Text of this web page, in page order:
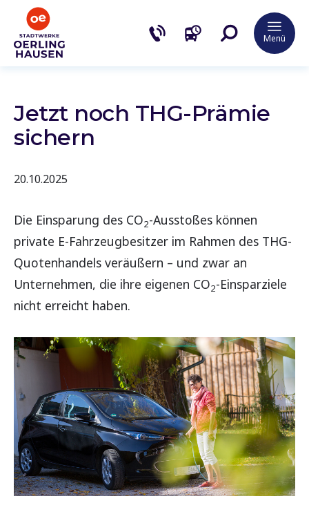
Menü
Jetzt noch THG-Prämie
sichern
20.10.2025
Die Einsparung des CO2-Ausstoßes können
private E-Fahrzeugbesitzer im Rahmen des THG-
Quotenhandels veräußern – und zwar an
Unternehmen, die ihre eigenen CO2-Einsparziele
nicht erreicht haben.